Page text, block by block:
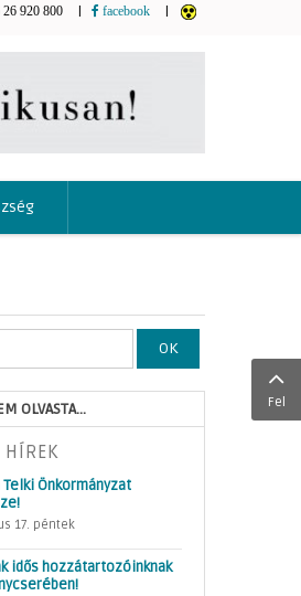
920 800 facebook
OK
OLVASTA...
HÍREK
Telki Önkormányzat
17. péntek
idős hozzátartozóinknak
Fel